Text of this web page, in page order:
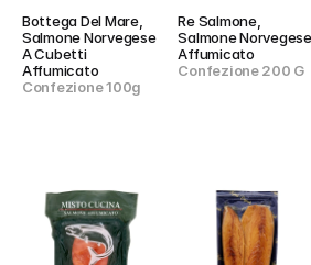
Bottega Del Mare,
Salmone Norvegese
A Cubetti
Affumicato
Confezione 100g
Re Salmone,
Salmone Norvegese
Affumicato
Confezione 200 G